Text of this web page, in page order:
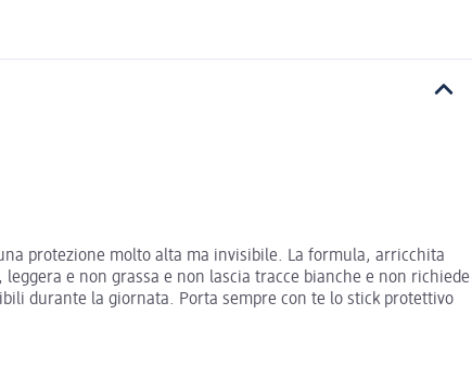
protezione molto alta ma invisibile. La formula, arricchita
e non grassa e non lascia tracce bianche e non richiede
durante la giornata. Porta sempre con te lo stick protettivo